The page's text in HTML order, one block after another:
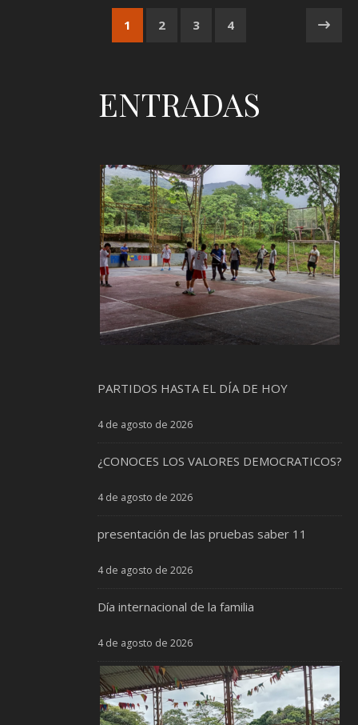
1 2 3 4
ENTRADAS
PARTIDOS HASTA EL DÍA DE HOY
4 de agosto de 2026
¿CONOCES LOS VALORES DEMOCRATICOS?
4 de agosto de 2026
presentación de las pruebas saber 11
4 de agosto de 2026
Día internacional de la familia
4 de agosto de 2026